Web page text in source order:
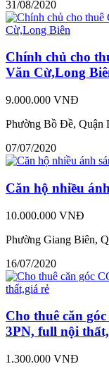
31/08/2020
Chính chủ cho
Văn Cừ,Long
9.000.000 VNĐ
Phường Bồ Đề, Quận
07/07/2020
Căn hộ nhiều
10.000.000 VNĐ
Phường Giang Biên,
16/07/2020
Cho thuê căn
3PN, full nội
1.300.000 VNĐ